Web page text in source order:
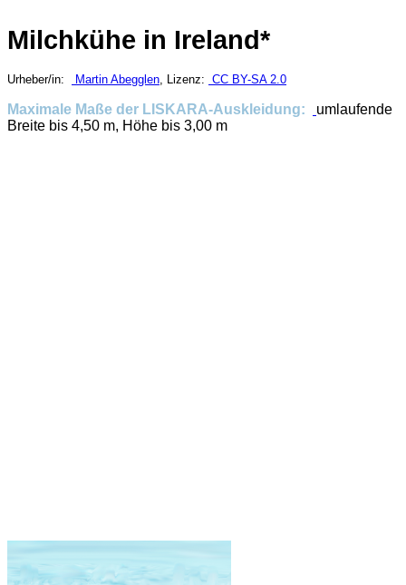
Milchkühe in Ireland*
Urheber/in: Martin Abegglen, Lizenz: CC BY-SA 2.0
Maximale Maße der LISKARA-Auskleidung:
umlaufende
Breite bis 4,50 m, Höhe bis 3,00 m